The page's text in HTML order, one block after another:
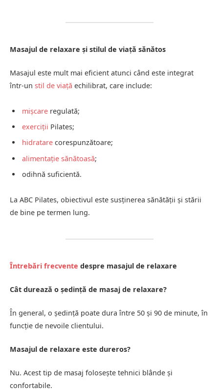
Masajul de relaxare și stilul de viață sănătos
Masajul este mult mai eficient atunci când este integrat
într-un stil de viață echilibrat, care include:
mișcare regulată;
exerciții Pilates;
hidratare corespunzătoare;
alimentație sănătoasă;
odihnă suficientă.
La ABC Pilates, obiectivul este susținerea sănătății și stării
de bine pe termen lung.
Întrebări frecvente despre masajul de relaxare
Cât durează o ședință de masaj de relaxare?
În general, o ședință poate dura între 50 și 90 de minute, în
funcție de nevoile clientului.
Masajul de relaxare este dureros?
Nu. Acest tip de masaj folosește tehnici blânde și
confortabile.